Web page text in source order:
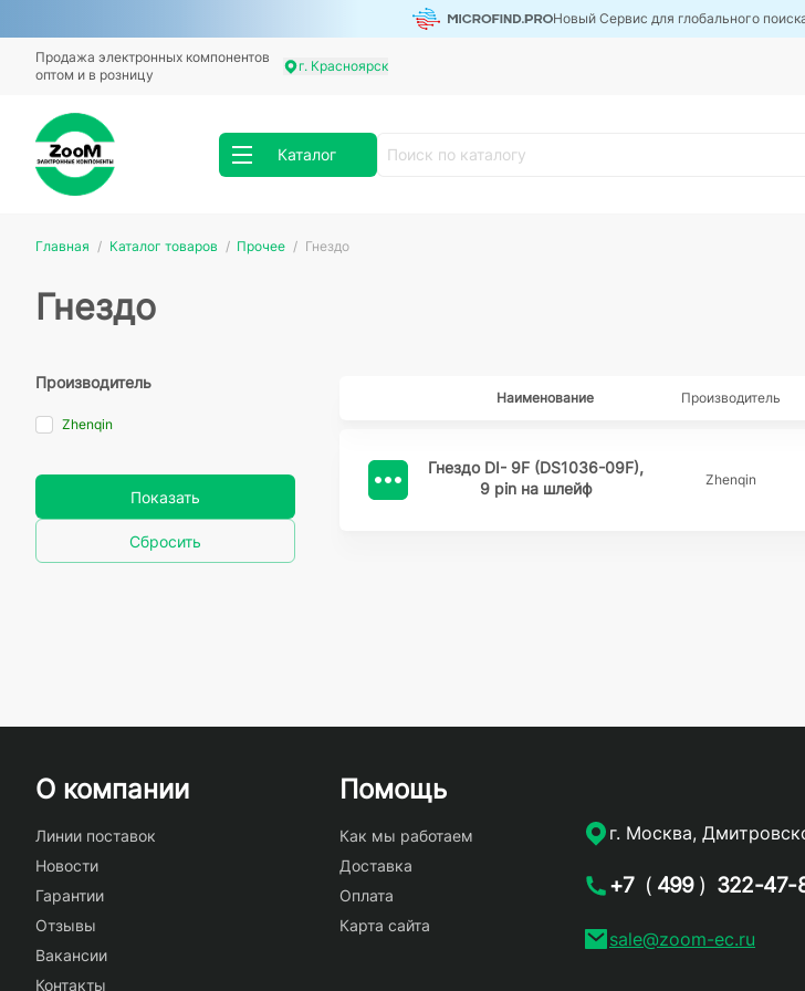
Новый Сервис для глобального
Продажа электронных компонентов
оптом и в розницу
г. Красноярск
Каталог
Главная Каталог товаров Прочее Гнездо
Гнездо
Производитель
Zhenqin
Показать
Сбросить
Наименование Производитель
Гнездо DI- 9F (DS1036-09F),
9 pin на шлейф
Zhenqin
О компании
Линии поставок
Новости
Гарантии
Отзывы
Вакансии
Контакты
Помощь
Как мы работаем
Доставка
Оплата
Карта сайта
г. Москва,
+7 ( 499 ) 322-47-
sale@zoom-ec.ru